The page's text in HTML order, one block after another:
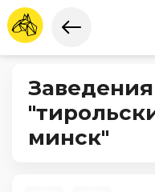
Заведения
минск"